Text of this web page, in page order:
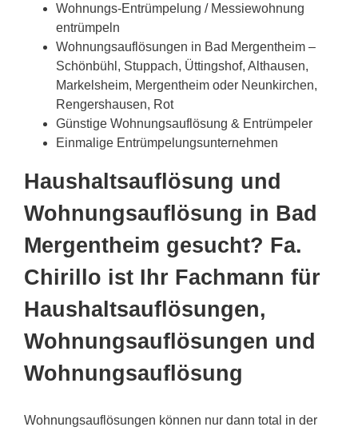
Wohnungs-Entrümpelung / Messiewohnung
entrümpeln
Wohnungsauflösungen in Bad Mergentheim –
Schönbühl, Stuppach, Üttingshof, Althausen,
Markelsheim, Mergentheim oder Neunkirchen,
Rengershausen, Rot
Günstige Wohnungsauflösung & Entrümpeler
Einmalige Entrümpelungsunternehmen
Haushaltsauflösung und
Wohnungsauflösung in Bad
Mergentheim gesucht? Fa.
Chirillo ist Ihr Fachmann für
Haushaltsauflösungen,
Wohnungsauflösungen und
Wohnungsauflösung
Wohnungsauflösungen können nur dann total in der